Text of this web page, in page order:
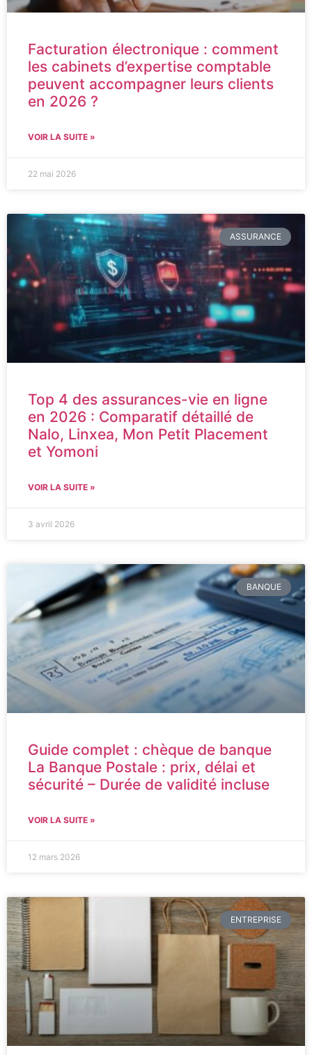
Facturation électronique : comment
les cabinets d’expertise comptable
peuvent accompagner leurs clients
en 2026 ?
VOIR LA SUITE »
22 mai 2026
ASSURANCE
Top 4 des assurances-vie en ligne
en 2026 : Comparatif détaillé de
Nalo, Linxea, Mon Petit Placement
et Yomoni
VOIR LA SUITE »
3 avril 2026
BANQUE
Guide complet : chèque de banque
La Banque Postale : prix, délai et
sécurité – Durée de validité incluse
VOIR LA SUITE »
12 mars 2026
ENTREPRISE